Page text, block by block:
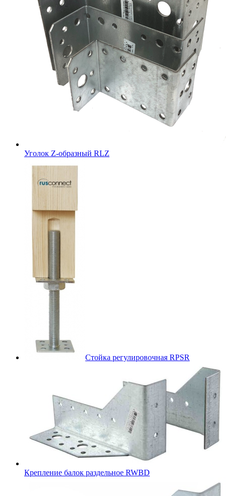
Уголок Z-образный RLZ
Стойка регулировочная RPSR
Крепление балок раздельное RWBD